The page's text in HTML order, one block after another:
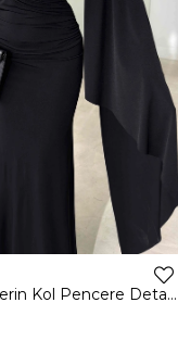
Dökümlü Pelerin Kol Pencere Detaylı Maxi Siyah Arlev Kadın Elbise 26Y511